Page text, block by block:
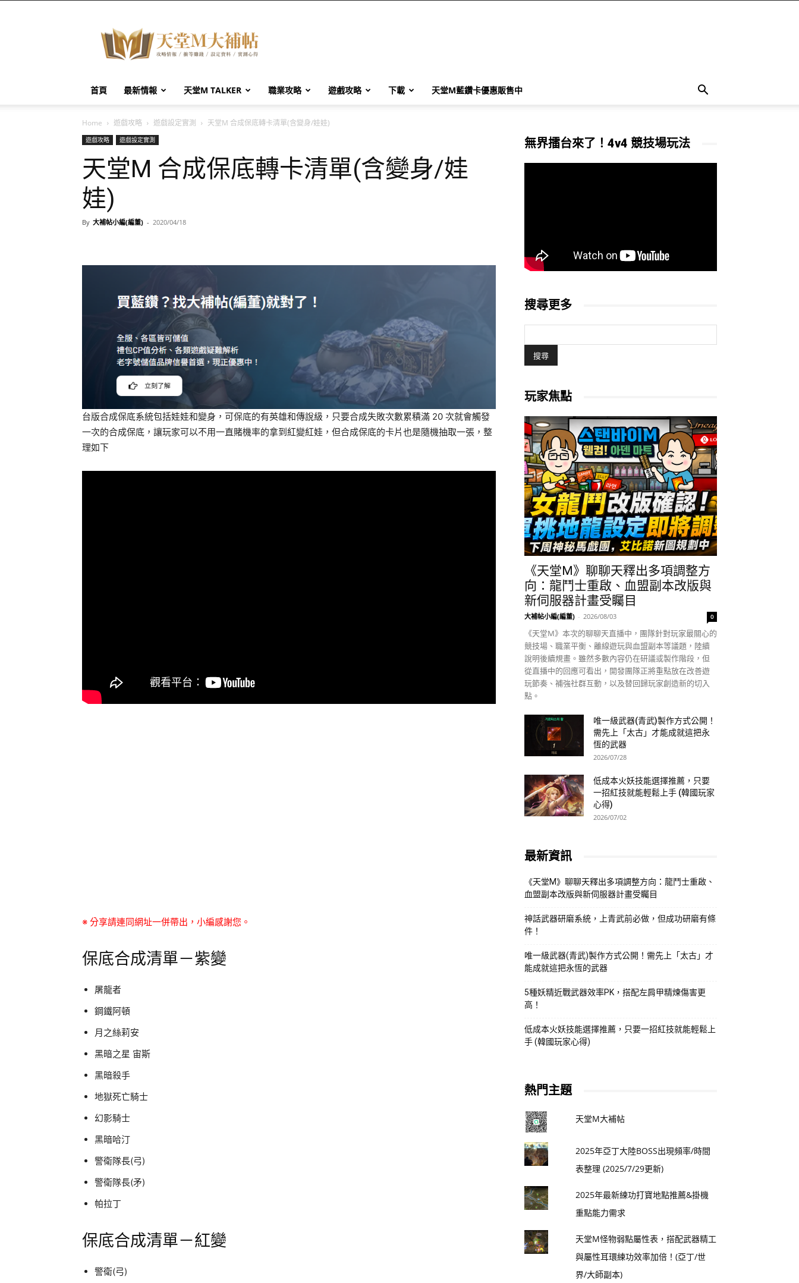
堂
M
大
帖
首頁 最新情報 天堂M TALKER 職業攻略 遊戲攻略 下載 天堂M藍鑽卡優惠販售中
Home 遊戲攻略 遊戲設定實測 天堂M 合成保底轉卡清單(含變身/娃娃)
遊戲攻略 遊戲設定實測
天堂M 合成保底轉卡清單(含變身/娃
娃)
By 大補帖小編(編董) - 2020/04/18
台版合成保底系統包括娃娃和變身，可保底的有英雄和傳說級，只要合成失敗次數累積滿 20 次就會觸發
一次的合成保底，讓玩家可以不用一直賭機率的拿到紅變紅娃，但合成保底的卡片也是隨機抽取一張，整
理如下
※ 分享請連同網址一併帶出，小編感謝您。
保底合成清單－紫變
屠龍者
鋼鐵阿頓
月之絲莉安
黑暗之星 宙斯
黑暗殺手
地獄死亡騎士
幻影騎士
黑暗哈汀
警衛隊長(弓)
警衛隊長(矛)
帕拉丁
保底合成清單－紅變
警衛(弓)
無界擂台來了！4v4 競技場玩法
搜尋更多
玩家焦點
《天堂M》聊聊天釋出多項調整方
向：龍鬥士重啟、血盟副本改版與
新伺服器計畫受矚目
大補帖小編(編董) - 2026/08/03 0
《天堂M》本次的聊聊天直播中，團隊針對玩家最關心的
競技場、職業平衡、離線遊玩與血盟副本等議題，陸續
說明後續規畫。雖然多數內容仍在研議或製作階段，但
從直播中的回應可看出，開發團隊正將重點放在改善遊
玩節奏、補強社群互動，以及替回歸玩家創造新的切入
點。
唯一級武器(青武)製作方式公開！
需先上「太古」才能成就這把永
恆的武器
2026/07/28
低成本火妖技能選擇推薦，只要
一招紅技就能輕鬆上手 (韓國玩家
心得)
2026/07/02
最新資訊
《天堂M》聊聊天釋出多項調整方向：龍鬥士重啟、
血盟副本改版與新伺服器計畫受矚目
神話武器研磨系統，上青武前必做，但成功研磨有條
件！
唯一級武器(青武)製作方式公開！需先上「太古」才
能成就這把永恆的武器
5種妖精近戰武器效率PK，搭配左肩甲精煉傷害更
高！
低成本火妖技能選擇推薦，只要一招紅技就能輕鬆上
手 (韓國玩家心得)
熱門主題
天堂M大補帖
2025年亞丁大陸BOSS出現頻率/時間
表整理 (2025/7/29更新)
2025年最新練功打寶地點推薦&掛機
重點能力需求
天堂M怪物弱點屬性表，搭配武器精工
與屬性耳環練功效率加倍！(亞丁/世
界/大師副本)